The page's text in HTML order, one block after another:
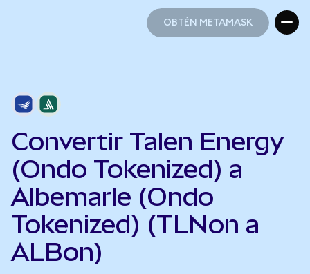
OBTÉN METAMASK
Convertir Talen Energy
(Ondo Tokenized) a
Albemarle (Ondo
Tokenized) (TLNon a
ALBon)